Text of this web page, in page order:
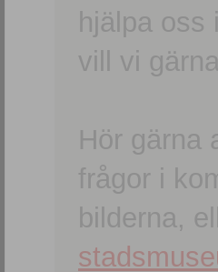
hjälpa
vill vi
Hör gärna
frågor i
bilderna,